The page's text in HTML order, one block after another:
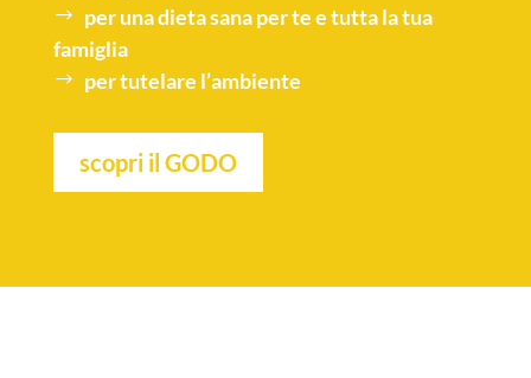
per unadieta sanaper te e tutta la tua
famiglia
per tutelare l’ambiente
scopri il GODO